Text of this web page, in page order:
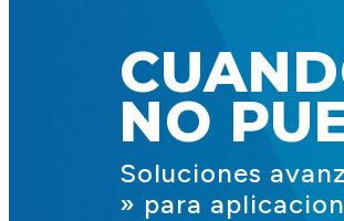
NO
Soluciones
» para